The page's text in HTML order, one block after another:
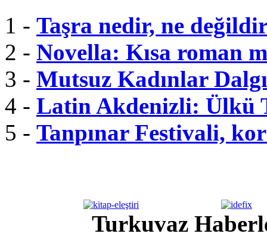
1 - Taşra nedir, ne
2 - Novella: Kısa roman
3 - Mutsuz Kadınlar
4 - Latin Akdenizli: Ülkü
5 - Tanpınar Festivali,
Turkuvaz